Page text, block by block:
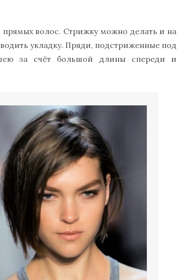
прямых волос. Стрижку можно делать и на
укладку. Пряди, подстриженные под
за счёт большой длины спереди и